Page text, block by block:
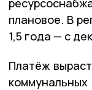
плановое. В
1,5 года — с
Платёж